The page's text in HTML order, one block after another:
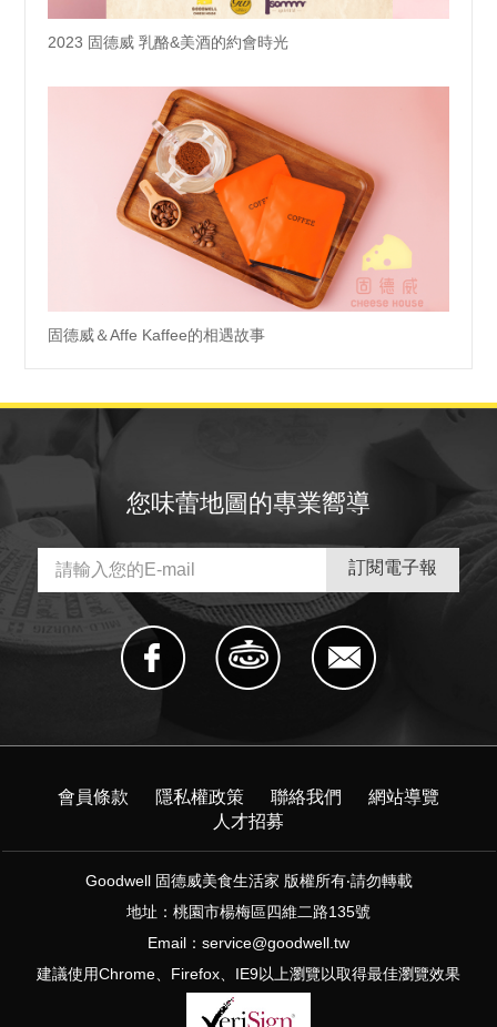
2023 固德威 乳酪&美酒的約會時光
固德威＆Affe Kaffee的相遇故事
您味蕾地圖的專業嚮導
會員條款 隱私權政策 聯絡我們
網站導覽
人才招募
Goodwell 固德威美食生活家 版權所有‧請勿轉載
地址：桃園市楊梅區四維二路135號
Email： service@goodwell.tw
建議使用Chrome、Firefox、IE9以上瀏覽以取得最佳瀏覽效果